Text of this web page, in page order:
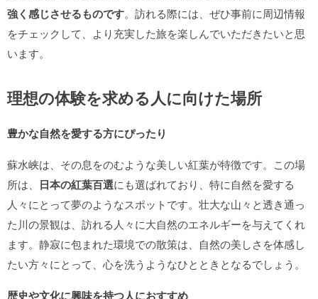
強く感じさせるものです。訪れる際には、ぜひ事前に周辺情報
をチェックして、より充実した旅を楽しんでいただきたいと思
います。
理想の体験を求める人に向けた場所
豊かな自然を愛する方にぴったり
蘇水峡は、その息をのむような美しい紅葉が特徴です。この場
所は、 日本の紅葉百選にも選ばれており、特に自然を愛する
人々にとって夢のようなスポットです。壮大な山々と透き通っ
た川の景観は、訪れる人々に大自然のエネルギーを与えてくれ
ます。静寂に包まれた環境での散策は、自然の美しさを体感し
たい方々にとって、心を洗うようなひとときとなるでしょう。
歴史や文化に興味を持つ人におすすめ